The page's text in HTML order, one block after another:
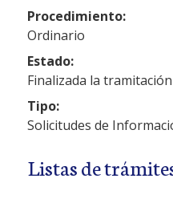
Procedimiento:
Ordinario
Estado:
Finalizada la
Tipo:
Solicitudes de
Listas de